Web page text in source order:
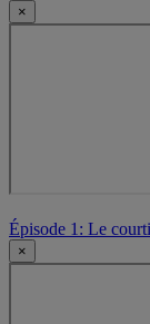
×
Épisode 1: Le
×